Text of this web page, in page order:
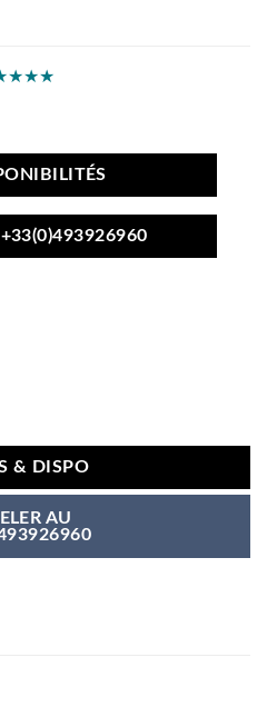
★★★★
+33(0)493926960
& DISPO
AU